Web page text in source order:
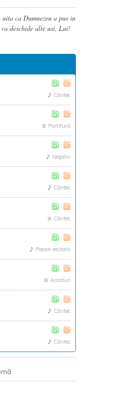
ca Dumnezeu a pus in
deschide alte usi, Lui!
Cântec
Partitură
Negativ
Cântec
Cântec
Poezie recitată
Acorduri
Cântec
Cântec